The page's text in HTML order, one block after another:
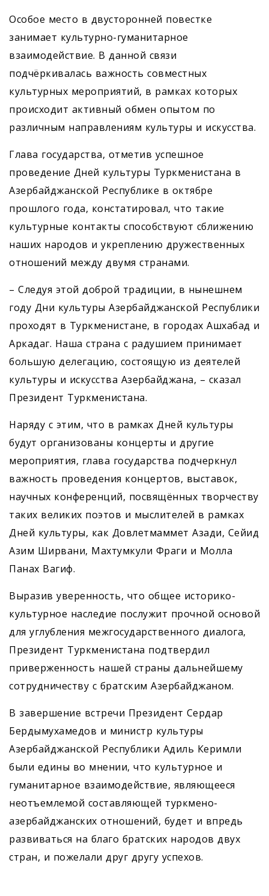
Особое место в двусторонней повестке
занимает культурно-гуманитарное
взаимодействие. В данной связи
подчёркивалась важность совместных
культурных мероприятий, в рамках которых
происходит активный обмен опытом по
различным направлениям культуры и искусства.
Глава государства, отметив успешное
проведение Дней культуры Туркменистана в
Азербайджанской Республике в октябре
прошлого года, констатировал, что такие
культурные контакты способствуют сближению
наших народов и укреп­лению дружественных
отношений между двумя странами.
– Следуя этой доброй традиции, в нынешнем
году Дни культуры Азербайджанской Республики
проходят в Туркменистане, в городах Ашхабад и
Аркадаг. Наша страна с радушием принимает
большую делегацию, состоящую из деятелей
культуры и искусства Азербай­джана, – сказал
Президент Туркменистана.
Наряду с этим, что в рамках Дней культуры
будут организованы концерты и другие
мероприятия, глава государства подчеркнул
важность проведения концертов, выставок,
научных конференций, посвящённых творчеству
таких великих поэ­тов и мыслителей в рамках
Дней культуры, как Довлетмаммет Азади, Сейид
Азим Ширвани, Махтумкули Фраги и Молла
Панах Вагиф.
Выразив уверенность, что общее историко-
культурное наследие послужит прочной основой
для углубления межгосударственного диалога,
Президент Туркменистана подтвердил
приверженность нашей страны дальнейшему
сотрудничеству с братским Азербайджаном.
В завершение встречи Президент Сердар
Бердымухамедов и министр культуры
Азербайджанской Республики Адиль Керимли
были едины во мнении, что культурное и
гуманитарное взаимодействие, являющееся
неотъемлемой составляющей туркмено-
азербайджанских отношений, будет и впредь
развиваться на благо братских народов двух
стран, и пожелали друг другу успехов.